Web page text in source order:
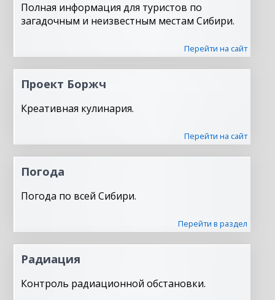
Полная информация для туристов по
загадочным и неизвестным местам Сибири.
Перейти на сайт
Проект Боржч
Креативная кулинария.
Перейти на сайт
Погода
Погода по всей Сибири.
Перейти в раздел
Радиация
Контроль радиационной обстановки.